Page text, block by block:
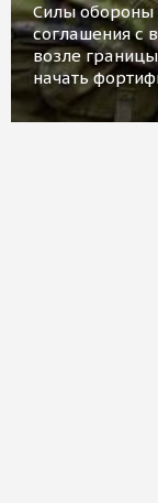
Силы обороны
соглашения с
возле
начать